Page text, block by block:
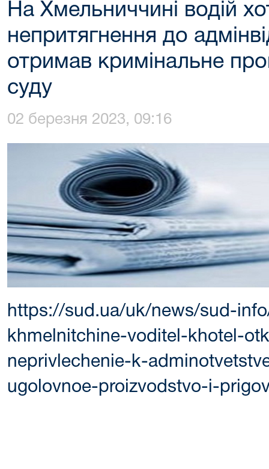
На Хмельниччині водій
непритягнення до
отримав кримінальне
суду
02 березня 2023, 09:16
https://sud.ua/uk/news/sud-
khmelnitchine-voditel-khotel-
neprivlechenie-k-
ugolovnoe-proizvodstvo-i-